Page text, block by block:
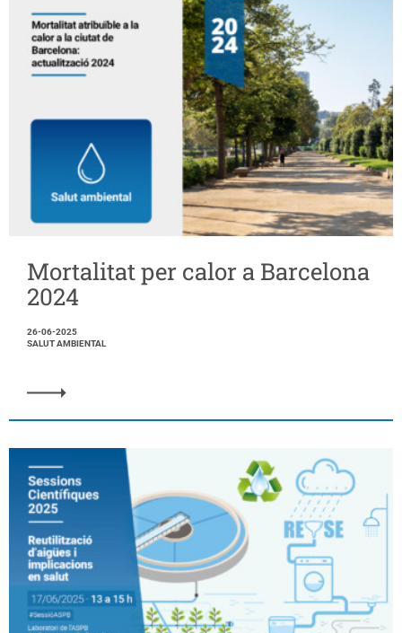
Mortalitat per calor a Barcelona
2024
26-06-2025
SALUT AMBIENTAL